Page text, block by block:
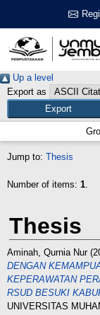
Up a level
Export as
Jump to: Thesis
Number of items: 1.
Thesis
Aminah, Qurnia Nur
DENGAN
KEPERAWATAN
RSUD BESUKI
UNIVERSITAS